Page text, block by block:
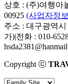
상호 : (주)여행아
00925 (사업자정
주소 : 대구광역
가)|전화 : 010-
Copyright ⓒ